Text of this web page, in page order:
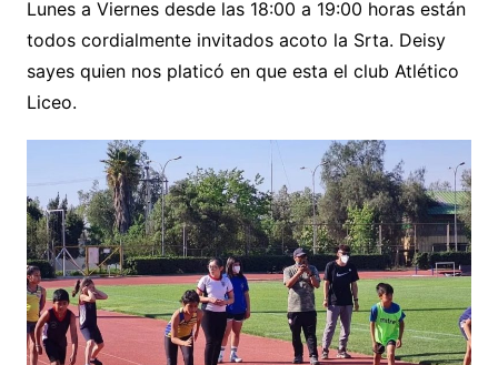
Lunes a Viernes desde las 18:00 a 19:00 horas están
todos cordialmente invitados acoto la Srta. Deisy
sayes quien nos platicó en que esta el club Atlético
Liceo.